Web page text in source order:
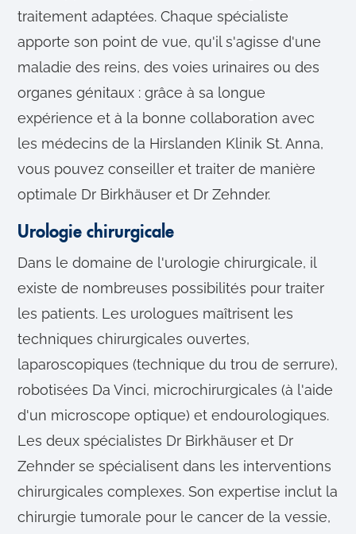
traitement adaptées. Chaque spécialiste
apporte son point de vue, qu'il s'agisse d'une
maladie des reins, des voies urinaires ou des
organes génitaux : grâce à sa longue
expérience et à la bonne collaboration avec
les médecins de la Hirslanden Klinik St. Anna,
vous pouvez conseiller et traiter de manière
optimale Dr Birkhäuser et Dr Zehnder.
Urologie chirurgicale
Dans le domaine de l'urologie chirurgicale, il
existe de nombreuses possibilités pour traiter
les patients. Les urologues maîtrisent les
techniques chirurgicales ouvertes,
laparoscopiques (technique du trou de serrure),
robotisées Da Vinci, microchirurgicales (à l'aide
d'un microscope optique) et endourologiques.
Les deux spécialistes Dr Birkhäuser et Dr
Zehnder se spécialisent dans les interventions
chirurgicales complexes. Son expertise inclut la
chirurgie tumorale pour le cancer de la vessie,